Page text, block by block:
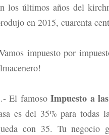
los últimos años del
en 2015, cuarenta
impuesto por
El famosoImpuesto a
es del 35% para todas
con 35. Tu negocio